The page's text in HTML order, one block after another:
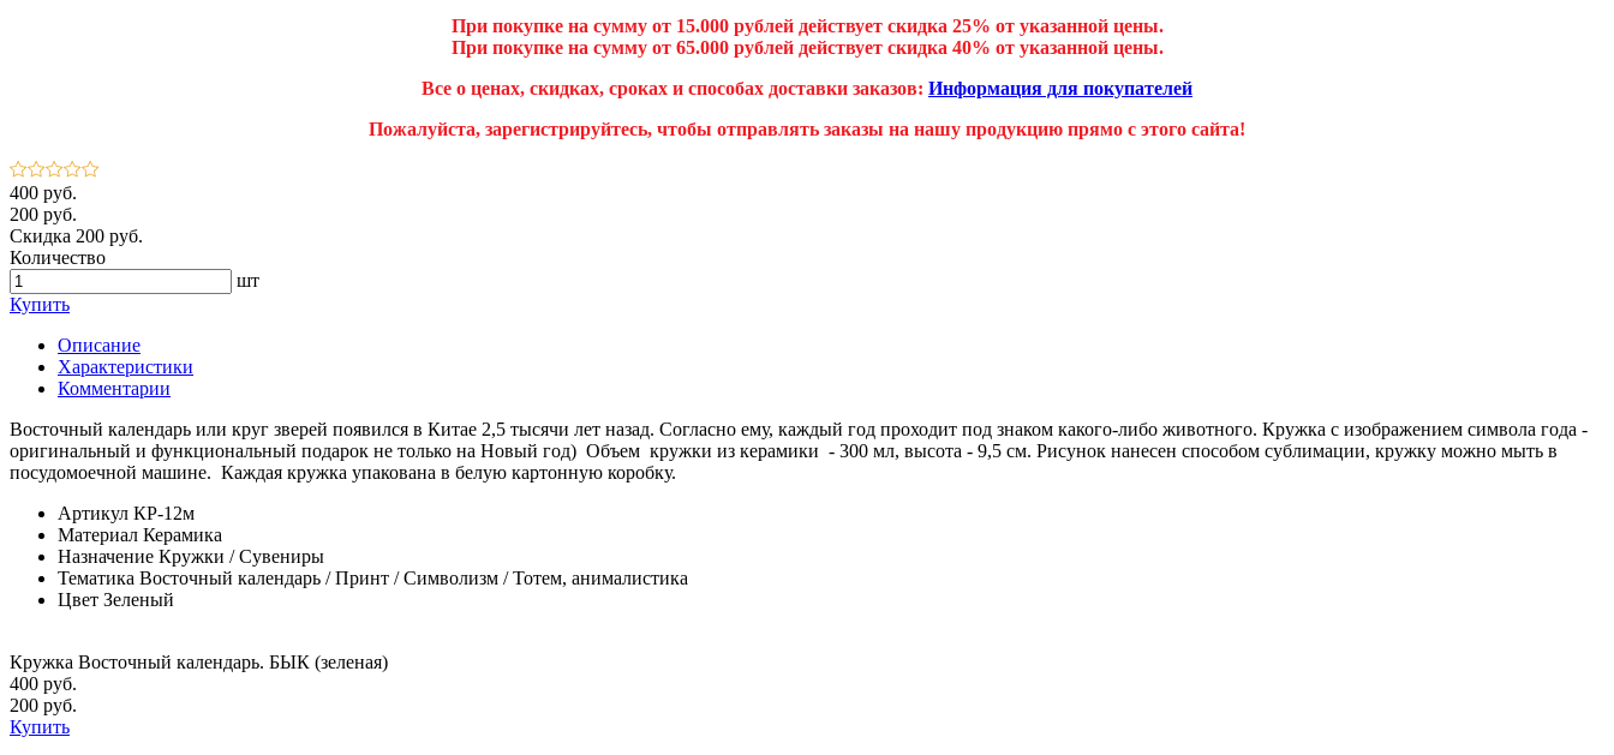
При покупке на сумму от 15.000 рублей действует скидка 25% от указанной цены.
При покупке на сумму от 65.000 рублей действует скидка 40% от указанной цены.
Все о ценах, скидках, сроках и способах доставки заказов: Информация для покупателей
Пожалуйста, зарегистрируйтесь, чтобы отправлять заказы на нашу продукцию прямо с этого сайта!
400 руб.
200 руб.
Скидка 200 руб.
Количество
шт
Купить
Описание
Характеристики
Комментарии
Восточный календарь или круг зверей появился в Китае 2,5 тысячи лет назад. Согласно ему, каждый год проходит под знаком какого-либо животного. Кружка с изображением символа года -
оригинальный и функциональный подарок не только на Новый год) Объем кружки из керамики - 300 мл, высота - 9,5 см. Рисунок нанесен способом сублимации, кружку можно мыть в
посудомоечной машине. Каждая кружка упакована в белую картонную коробку.
Артикул КР-12м
Материал Керамика
Назначение Кружки / Сувениры
Тематика Восточный календарь / Принт / Символизм / Тотем, анималистика
Цвет Зеленый
Кружка Восточный календарь. БЫК (зеленая)
400 руб.
200 руб.
Купить